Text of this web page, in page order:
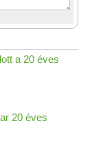
a 20 éves
20 éves